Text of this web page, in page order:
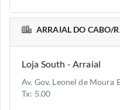
ARRAIAL DO CABO/
Loja South - Arraial
Av. Gov. Leonel de Moura
Tx: 5.00